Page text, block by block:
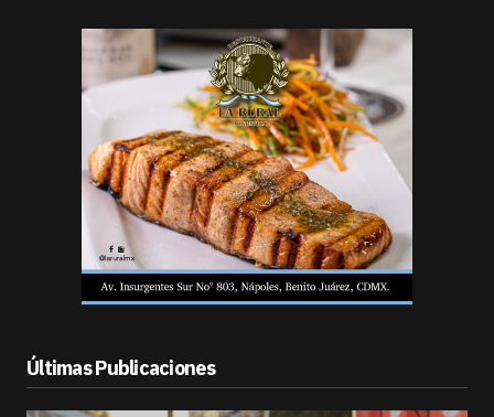
Últimas Publicaciones